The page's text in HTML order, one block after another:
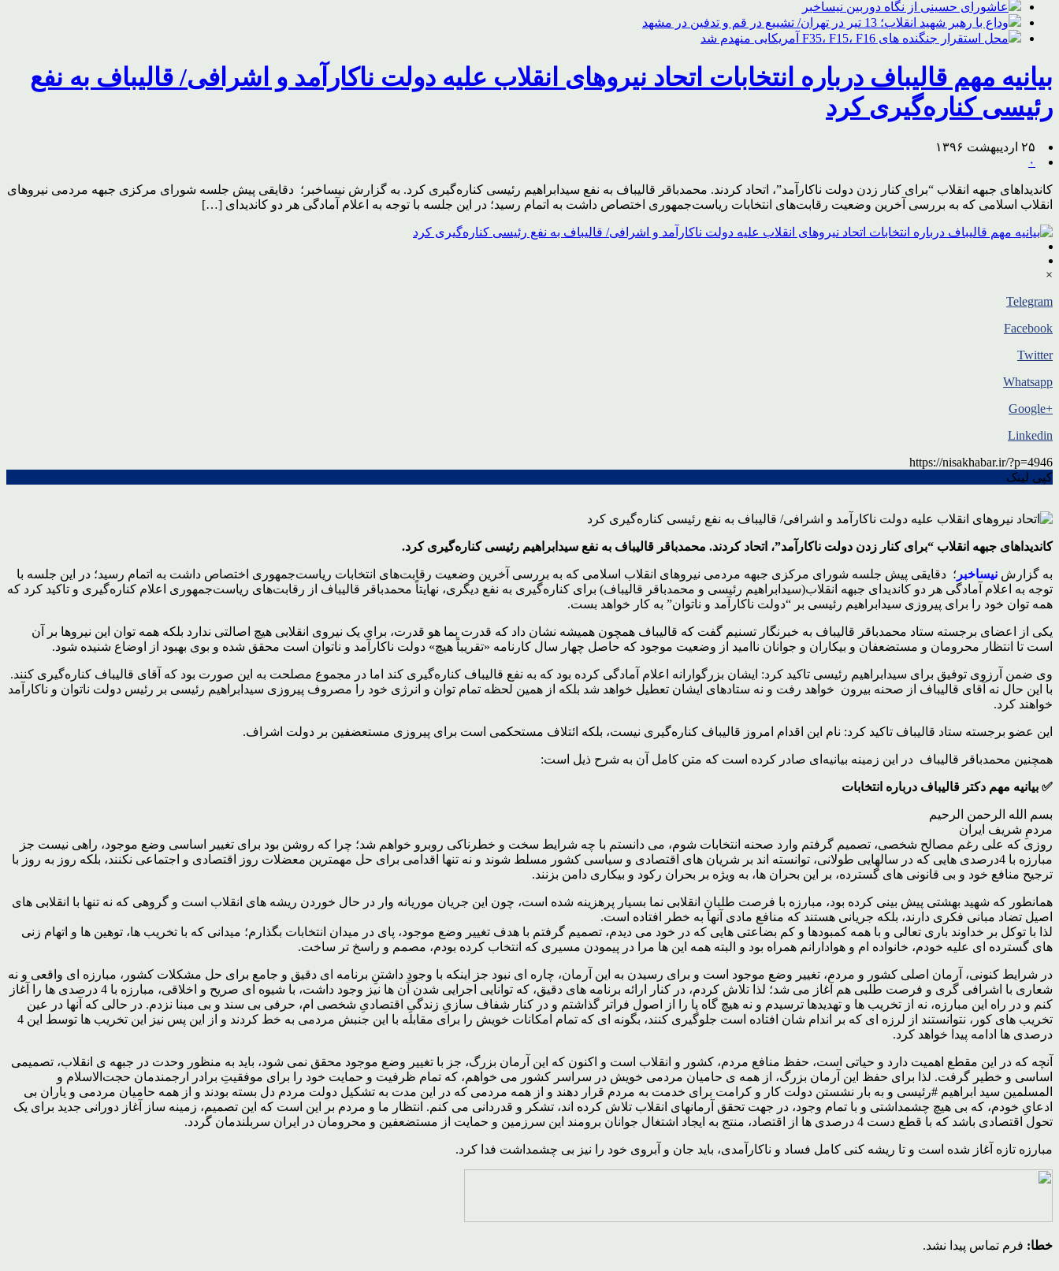
عاشورای حسینی از نگاه دوربین نیساخبر
وداع با رهبر شهید انقلاب؛ 13 تیر در تهران/ تشییع در قم و تدفین در مشهد
محل استقرار جنگنده های F35، F15، F16 آمریکایی منهدم شد
بیانیه مهم قالیباف درباره انتخابات اتحاد نیروهای انقلاب علیه دولت ناکارآمد و اشرافی/ قالیباف به نفع
رئیسی کناره‌گیری کرد
۲۵ اردیبهشت ۱۳۹۶
۰
کاندیداهای جبهه انقلاب “برای کنار زدن دولت ناکارآمد”، اتحاد کردند. محمدباقر قالیباف به نفع سیدابراهیم رئیسی کناره‌گیری کرد. به گزارش نیساخبر؛ دقایقی پیش جلسه شورای مرکزی جبهه مردمی نیروهای
انقلاب اسلامی که به بررسی آخرین وضعیت رقابت‌های انتخابات ریاست‌جمهوری اختصاص داشت به اتمام رسید؛ در این جلسه با توجه به اعلام آمادگی هر دو کاندیدای […]
×
Telegram
Facebook
Twitter
Whatsapp
+Google
Linkedin
https://nisakhabar.ir/?p=4946
کپی لینک
کاندیداهای جبهه انقلاب “برای کنار زدن دولت ناکارآمد”، اتحاد کردند. محمدباقر قالیباف به نفع سیدابراهیم رئیسی کناره‌گیری کرد.
به گزارش نیساخبر ؛ دقایقی پیش جلسه شورای مرکزی جبهه مردمی نیروهای انقلاب اسلامی که به بررسی آخرین وضعیت رقابت‌های انتخابات ریاست‌جمهوری اختصاص داشت به اتمام رسید؛ در این جلسه با
توجه به اعلام آمادگی هر دو کاندیدای جبهه انقلاب(سیدابراهیم رئیسی و محمدباقر قالیباف) برای کناره‌گیری به نفع دیگری، نهایتاً محمدباقر قالیباف از رقابت‌های ریاست‌جمهوری اعلام کناره‌گیری و تاکید کرد که
همه توان خود را برای پیروزی سیدابراهیم رئیسی بر “دولت ناکارآمد و ناتوان” به کار خواهد بست.
یکی از اعضای برجسته ستاد محمدباقر قالیباف به خبرنگار تسنیم گفت که قالیباف همچون همیشه نشان داد که قدرت بما هو قدرت، برای یک نیروی انقلابی هیچ اصالتی ندارد بلکه همه توان این نیروها بر آن
است تا انتظار محرومان و مستضعفان و بیکاران و جوانان ناامید از وضعیت موجود که حاصل چهار سال کارنامه «تقریباً هیچ» دولت ناکارآمد و ناتوان است محقق شده و بوی بهبود از اوضاع شنیده شود.
وی ضمن آرزوی توفیق برای سیدابراهیم رئیسی تاکید کرد: ایشان بزرگوارانه اعلام آمادگی کرده بود که به نفع قالیباف کناره‌گیری کند اما در مجموع مصلحت به این صورت بود که آقای قالیباف کناره‌گیری کنند.
با این حال نه آقای قالیباف از صحنه بیرون خواهد رفت و نه ستادهای ایشان تعطیل خواهد شد بلکه از همین لحظه تمام توان و انرژی خود را مصروف پیروزی سیدابراهیم رئیسی بر رئیس دولت ناتوان و ناکارآمد
خواهند کرد.
این عضو برجسته ستاد قالیباف تاکید کرد: نام این اقدام امروز قالیباف کناره‌گیری نیست، بلکه ائتلاف مستحکمی است برای پیروزی مستعضفین بر دولت اشراف.
همچنین محمدباقر قالیباف در این زمینه بیانیه‌ای صادر کرده است که متن کامل آن به شرح ذیل است:
✅ بیانیه مهم دکتر قالیباف درباره انتخابات
بسم الله الرحمن الرحیم
مردمِ شریف ایران
روزی که علی رغم مصالح شخصی، تصمیم گرفتم وارد صحنه انتخابات شوم، می دانستم با چه شرایط سخت و خطرناکی روبرو خواهم شد؛ چرا که روشن بود برای تغییر اساسی وضع موجود، راهی نیست جز
مبارزه با 4درصدی هایی که در سالهایی طولانی، توانسته اند بر شریان های اقتصادی و سیاسی کشور مسلط شوند و نه تنها اقدامی برای حل مهمترین معضلات روز اقتصادی و اجتماعی نکنند، بلکه روز به روز با
ترجیح منافع خود و بی قانونی های گسترده، بر این بحران ها، به ویژه بر بحران رکود و بیکاری دامن بزنند.
همانطور که شهید بهشتی پیش بینی کرده بود، مبارزه با فرصت طلبانِ انقلابی نما بسیار پرهزینه شده است، چون این جریان موریانه وار در حال خوردن ریشه های انقلاب است و گروهی که نه تنها با انقلابی های
اصیل تضاد مبانی فکری دارند، بلکه جریانی هستند که منافع مادی آنها به خطر افتاده است.
لذا با توکل بر خداوند باری تعالی و با همه کمبودها و کم بضاعتی هایی که در خود می دیدم، تصمیم گرفتم با هدف تغییر وضع موجود، پای در میدان انتخابات بگذارم؛ میدانی که با تخریب ها، توهین ها و اتهام زنی
های گسترده ای علیه خودم، خانواده ام و هوادارانم همراه بود و البته همه این ها مرا در پیمودن مسیری که انتخاب کرده بودم، مصمم و راسخ تر ساخت.
در شرایط کنونی، آرمان اصلی کشور و مردم، تغییر وضع موجود است و برای رسیدن به این آرمان، چاره ای نبود جز اینکه با وجودِ داشتنِ برنامه ای دقیق و جامع برای حل مشکلات کشور، مبارزه ای واقعی و نه
شعاری با اشرافی گری و فرصت طلبی هم آغاز می شد؛ لذا تلاش کردم، در کنار ارائه برنامه های دقیق، که توانایی اجرایی شدن آن ها نیز وجود داشت، با شیوه ای صریح و اخلاقی، مبارزه با 4 درصدی ها را آغاز
کنم و در راه این مبارزه، نه از تخریب ها و تهدیدها ترسیدم و نه هیچ گاه پا را از اصول فراتر گذاشتم و در کنار شفاف سازیِ زندگیِ اقتصادیِ شخصی ام، حرفی بی سند و بی مبنا نزدم. در حالی که آنها در عین
تخریب های کور، نتوانستند از لرزه ای که بر اندام شان افتاده است جلوگیری کنند، بگونه ای که تمام امکانات خویش را برای مقابله با این جنبش مردمی به خط کردند و از این پس نیز این تخریب ها توسط این 4
درصدی ها ادامه پیدا خواهد کرد.
آنچه که در این مقطع اهمیت دارد و حیاتی است، حفظ منافع مردم، کشور و انقلاب است و اکنون که این آرمان بزرگ، جز با تغییر وضع موجود محقق نمی شود، باید به منظور وحدت در جبهه ى انقلاب، تصمیمى
اساسی و خطیر گرفت. لذا براى حفظ این آرمان بزرگ، از همه ى حامیان مردمى خویش در سراسر کشور مى خواهم، که تمام ظرفیت و حمایت خود را براى موفقیتِ برادر ارجمندمان حجت‌الاسلام و
المسلمین سید ابراهیم #رئیسى و به بار نشستن دولت کار و کرامت برای خدمت به مردم قرار دهند و از همه مردمی که در این مدت به تشکیل دولت مردم دل بسته بودند و از همه حامیان مردمی و یاران بی
ادعایِ خودم، که بی هیچ چشمداشتی و با تمام وجود، در جهت تحقق آرمانهای انقلاب تلاش کرده اند، تشکر و قدردانی می کنم. انتظار ما و مردم بر این است که این تصمیم، زمینه ساز آغاز دورانى جدید براى یک
تحول اقتصادی باشد که با قطع دست 4 درصدی ها از اقتصاد، منتج به ایجاد اشتغال جوانان برومند این سرزمین و حمایت از مستضعفین و محرومان در ایران سربلندمان گردد.
مبارزه تازه آغاز شده است و تا ریشه کنی کامل فساد و ناکارآمدی، باید جان و آبروی خود را نیز بی چشمداشت فدا کرد.
خطا: فرم تماس پیدا نشد.